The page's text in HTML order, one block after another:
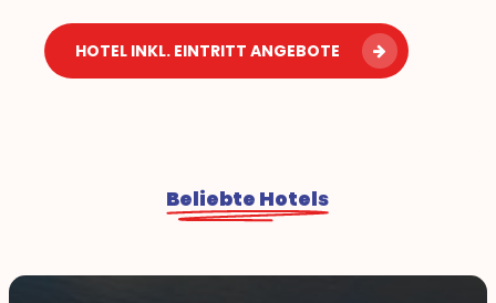
HOTEL INKL. EINTRITT ANGEBOTE
Beliebte Hotels